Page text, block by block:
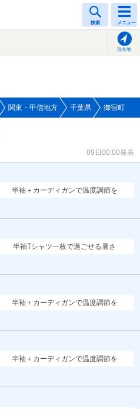
検索 メニュー
現在地
関東・甲信地方 千葉県 御宿町
09日00:00発表
半袖＋カーディガンで温度調節を
半袖Tシャツ一枚で過ごせる暑さ
半袖＋カーディガンで温度調節を
半袖＋カーディガンで温度調節を